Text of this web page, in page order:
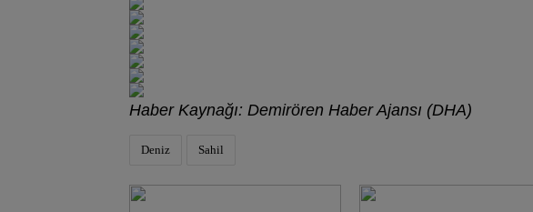
Haber Kaynağı: Demirören Haber Ajansı (DHA)
Deniz Sahil